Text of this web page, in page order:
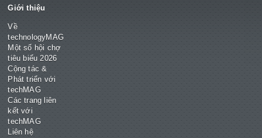
Giới thiệu
Về
technologyMAG
Một số hội chợ
tiêu biểu 2026
Cộng tác &
Phát triển với
techMAG
Các trang liên
kết với
techMAG
Liên hệ